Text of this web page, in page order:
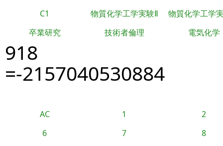
C1 物質化学工学実験Ⅱ
物質化学工学
卒業研究
技術者倫理 電気化学
918
=-2157040530884
AC 1
2
6
7
8